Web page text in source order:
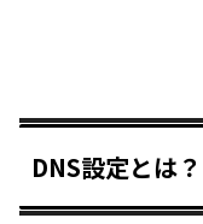
DNS設定とは？